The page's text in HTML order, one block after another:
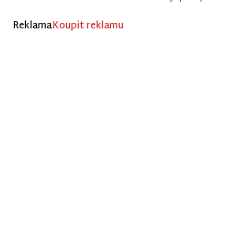
ReklamaKoupit reklamu